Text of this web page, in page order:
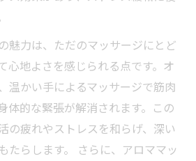
魅力は、ただのマッサージにとど
心地よさを感じられる点です。オ
温かい手によるマッサージで筋肉
体的な緊張が解消されます。この
の疲れやストレスを和らげ、深い
たらします。 さらに、アロママッ